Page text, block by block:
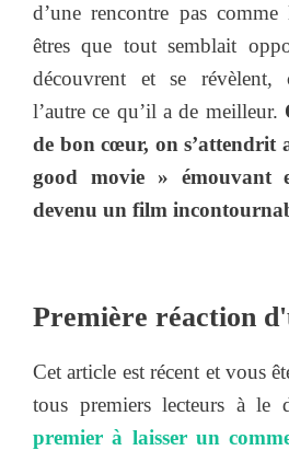
d’une rencontre pas
êtres que tout semblait
découvrent et se révèlent,
l’autre ce qu’il a de meilleur.
de bon cœur, on s’attendrit
good movie » émouvant
devenu un film
Première réaction
Cet article est récent et vous
tous premiers lecteurs à le
premier à laisser un